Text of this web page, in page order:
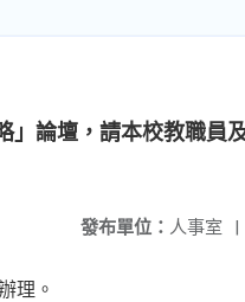
」論壇，請本校教職員
發布單位： 人事室 |
理。